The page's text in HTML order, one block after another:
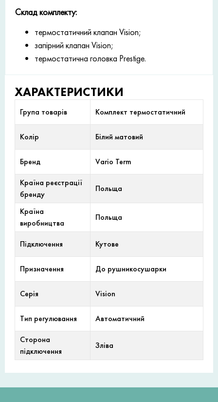
Склад комплекту:
термостатичний клапан Vision;
запірний клапан Vision;
термостатична головка Prestige.
ХАРАКТЕРИСТИКИ
Група товарів Комплект термостатичний
Колір Білий матовий
Бренд Vario Term
Країна реєстрації
бренду
Польща
Країна
виробництва
Польща
Підключення Кутове
Призначення До рушникосушарки
Серія Vision
Тип регулювання Автоматичний
Сторона
підключення
Зліва